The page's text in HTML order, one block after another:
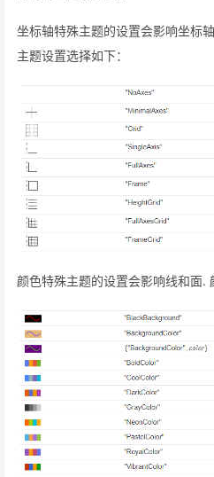
坐标轴特殊主题的设置会影响坐标
主题设置选择如下：
颜色特殊主题的设置会影响线和面.